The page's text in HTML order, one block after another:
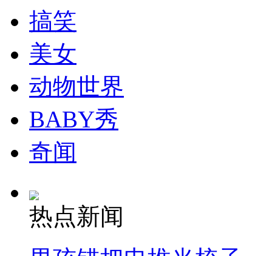
消防员救轻生者
纽约上演“枕头大战”
司机酒驾遇交警 急速倒车逃窜
搞笑
美女
动物世界
BABY秀
奇闻
热点新闻